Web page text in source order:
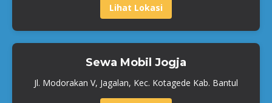
Lihat Lokasi
Sewa Mobil Jogja
Jl. Modorakan V, Jagalan, Kec. Kotagede Kab. Bantul